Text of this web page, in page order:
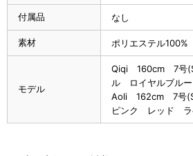
付属品 なし
素材 ポリエステル100%
モデル
Qiqi 160cm 7号
ル ロイヤルブルー
Aoli 162cm 7号
ピンク レッド ラ